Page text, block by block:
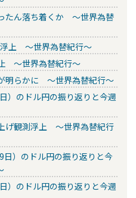
たん落ち着くか ～世界為替
浮上 ～世界為替紀行～
～世界為替紀行～
明らかに ～世界為替紀行～
）のドル円の振り返りと今週
げ観測浮上 ～世界為替紀行
日）のドル円の振り返りと今
）のドル円の振り返りと今週